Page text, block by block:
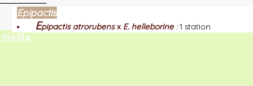
maille
Epipactis
Epipactis atrorubensx E. helleborine:1 station